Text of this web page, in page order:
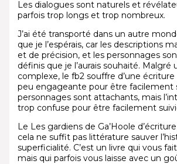
Les dialogues sont naturels et
parfois trop longs et trop nombreux.
J’ai été transporté dans un autre
que je l’espérais, car les descriptions
et de précision, et les personnages
définis que je l’aurais souhaité. Malgré
complexe, le fb2 souffre d’une
peu engageante pour être facilement
personnages sont attachants, mais
trop confuse pour être facilement
Le Les gardiens de Ga’Hoole
cela ne suffit pas littérature sauver
superficialité. C’est un livre qui vous
mais qui parfois vous laisse avec un